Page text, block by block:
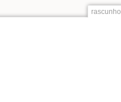
rascunho